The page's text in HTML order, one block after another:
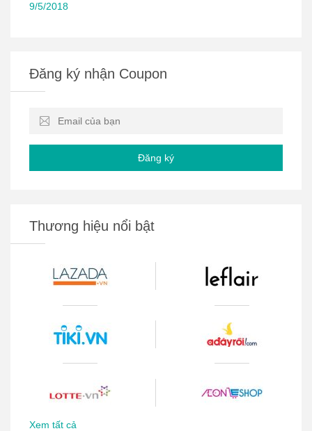
9/5/2018
Đăng ký nhận Coupon
Đăng ký
Thương hiệu nổi bật
Xem tất cả